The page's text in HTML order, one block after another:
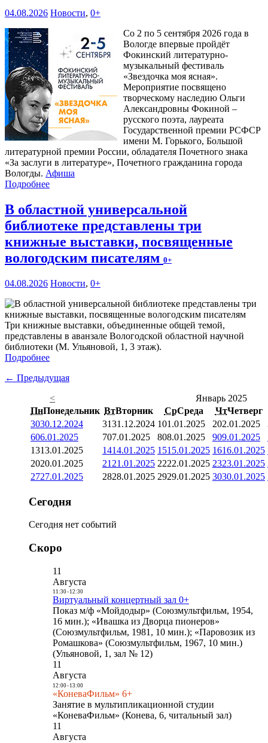
04.08.2026 Новости, 0+
Со 2 по 5 сентября 2026 года в
Вологде впервые пройдёт
Фокинский литературно-
музыкальный фестиваль
«Звездочка моя ясная».
Мероприятие посвящено
творческому наследию Ольги
Александровны Фокиной –
русского поэта, лауреата
Государственной премии РСФСР
имени М. Горького, Большой
литературной премии России, обладателя Почетного знака
«За заслуги в литературе», Почетного гражданина города
Вологды. Афиша
Подробнее
В областной универсальной
библиотеке представлены три
книжные выставки, посвященные
вологодским писателям 0+
04.08.2026 Новости, 0+
Три книжные выставки, объединенные общей темой,
представлены в аванзале Вологодской областной научной
библиотеки (М. Ульяновой, 1, 3 этаж).
Подробнее
← Предыдущая
<
Январь 2025
ПнПонедельник ВтВторник СрСреда ЧтЧетверг
3030.12.2024 3131.12.2024 101.01.2025 202.01.2025
606.01.2025 707.01.2025 808.01.2025 909.01.2025
1313.01.2025 1414.01.2025 1515.01.2025 1616.01.2025
2020.01.2025 21 21.01.2025 2222.01.2025 2323.01.2025
2727.01.2025 2828.01.2025 2929.01.2025 3030.01.2025
Сегодня
Сегодня нет событий
Скоро
11
Августа
11:30- 12:30
Виртуальный концертный зал 0+
Показ м/ф «Мойдодыр» (Союзмультфильм, 1954,
16 мин.); «Ивашка из Дворца пионеров»
(Союзмультфильм, 1981, 10 мин.); «Паровозик из
Ромашкова» (Союзмультфильм, 1967, 10 мин.)
(Ульяновой, 1, зал № 12)
11
Августа
12:00- 13:00
«КоневаФильм» 6+
Занятие в мультипликационной студии
«КоневаФильм» (Конева, 6, читальный зал)
11
Августа